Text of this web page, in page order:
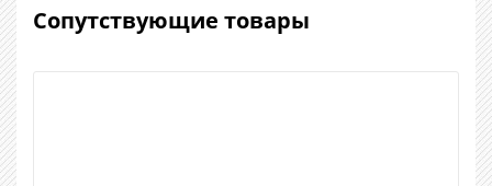
Сопутствующие товары